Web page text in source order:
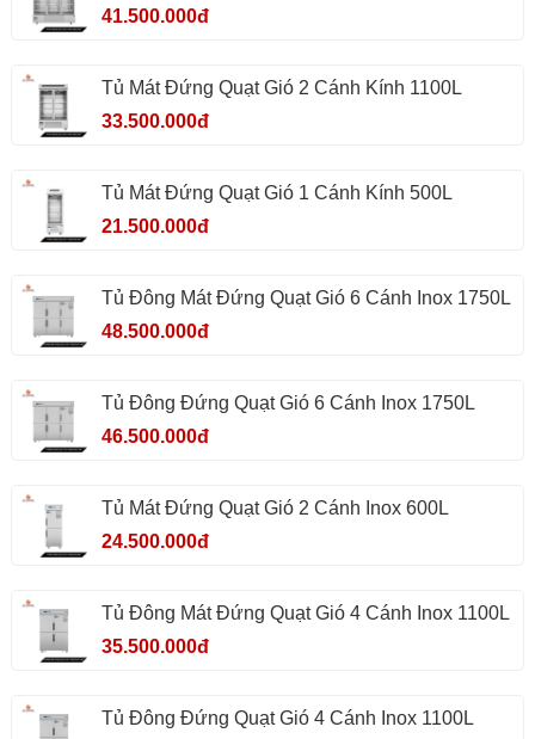
41.500.000đ
Tủ Mát Đứng Quạt Gió 2 Cánh Kính 1100L
33.500.000đ
Tủ Mát Đứng Quạt Gió 1 Cánh Kính 500L
21.500.000đ
Tủ Đông Mát Đứng Quạt Gió 6 Cánh Inox 1750L
48.500.000đ
Tủ Đông Đứng Quạt Gió 6 Cánh Inox 1750L
46.500.000đ
Tủ Mát Đứng Quạt Gió 2 Cánh Inox 600L
24.500.000đ
Tủ Đông Mát Đứng Quạt Gió 4 Cánh Inox 1100L
35.500.000đ
Tủ Đông Đứng Quạt Gió 4 Cánh Inox 1100L